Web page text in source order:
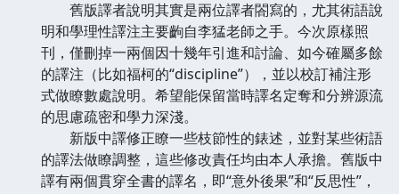
舊版譯者說明其實是兩位譯者閤寫的，尤其術語說
明和學理性譯注主要齣自李猛老師之手。今次原樣照
刊，僅刪掉一兩個因十幾年引進和討論、如今確屬多餘
的譯注（比如福柯的“discipline”），並以校訂補注形
式做瞭數處說明。希望能保留當時譯名定奪和分辨源流
的思慮疏密和學力深淺。
新版中譯修正瞭一些枝節性的錶述，並對某些術語
的譯法做瞭調整，這些修改責任均由本人承擔。舊版中
譯有兩個貫穿全書的譯名，即“意外後果”和“反思性”，